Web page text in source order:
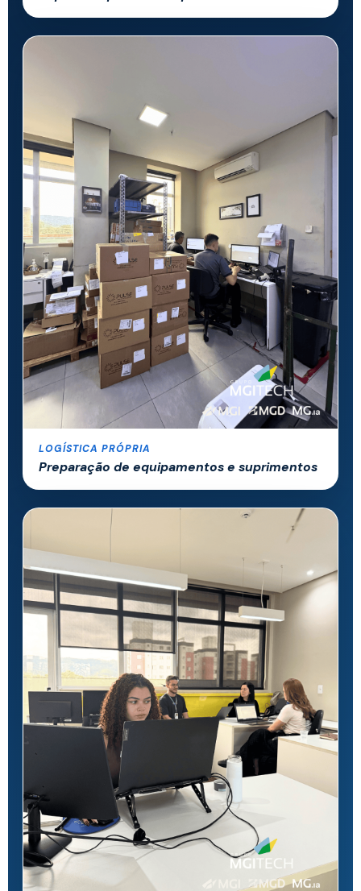
LOGÍSTICA PRÓPRIA
Preparação de equipamentos e suprimentos